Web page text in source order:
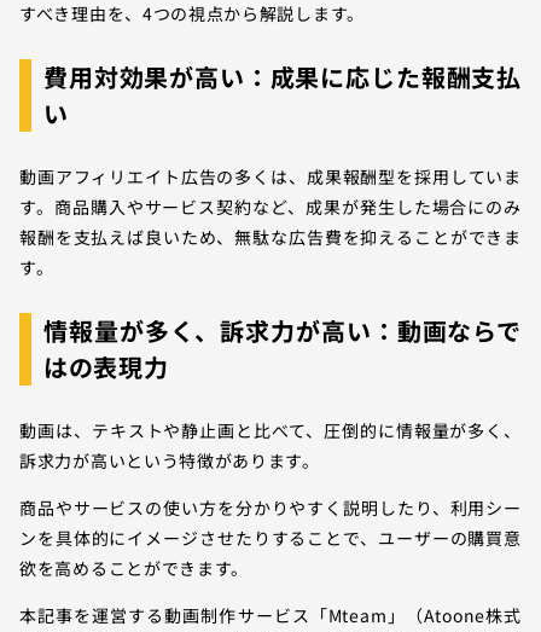
すべき理由を、4つの視点から解説します。
費用対効果が高い：成果に応じた報酬支払
い
動画アフィリエイト広告の多くは、成果報酬型を採用していま
す。商品購入やサービス契約など、成果が発生した場合にのみ
報酬を支払えば良いため、無駄な広告費を抑えることができま
す。
情報量が多く、訴求力が高い：動画ならで
はの表現力
動画は、テキストや静止画と比べて、圧倒的に情報量が多く、
訴求力が高いという特徴があります。
商品やサービスの使い方を分かりやすく説明したり、利用シー
ンを具体的にイメージさせたりすることで、ユーザーの購買意
欲を高めることができます。
本記事を運営する動画制作サービス「Mteam」（Atoone株式